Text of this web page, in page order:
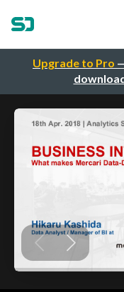
Upgrade to Pro